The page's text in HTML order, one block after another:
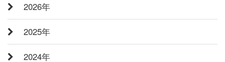
2026年
2025年
2024年